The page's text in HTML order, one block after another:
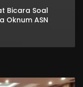
Bicara Soal
Oknum ASN